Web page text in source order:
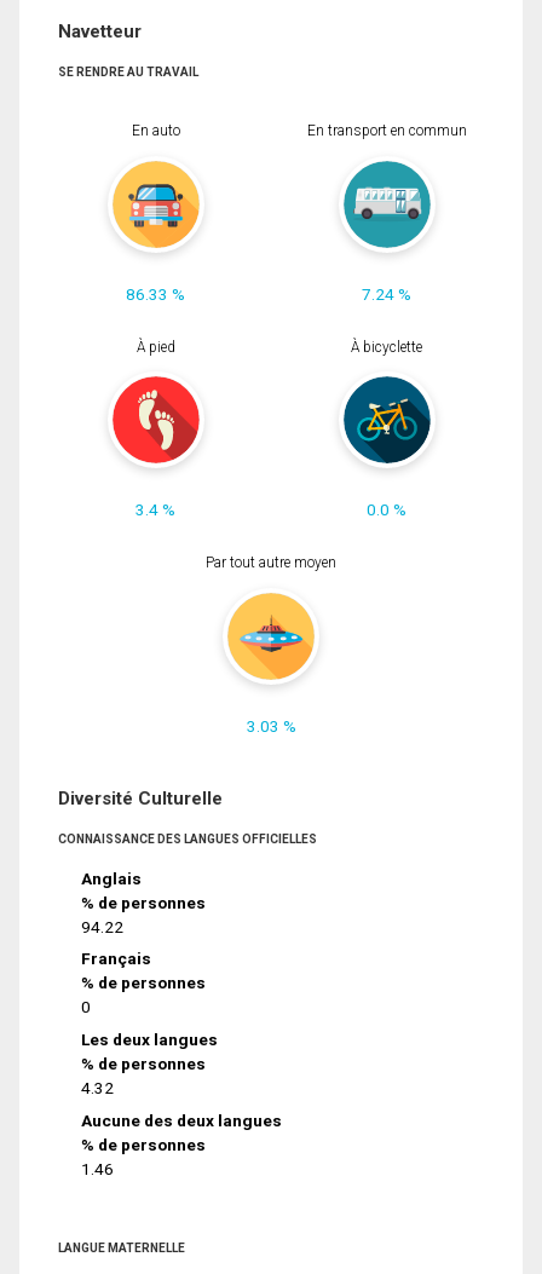
Navetteur
SE RENDRE AU TRAVAIL
En auto
86.33 %
En transport en commun
7.24 %
À pied
3.4 %
À bicyclette
0.0 %
Par tout autre moyen
3.03 %
Diversité Culturelle
CONNAISSANCE DES LANGUES OFFICIELLES
Anglais
% de personnes
94.22
Français
% de personnes
0
Les deux langues
% de personnes
4.32
Aucune des deux langues
% de personnes
1.46
LANGUE MATERNELLE